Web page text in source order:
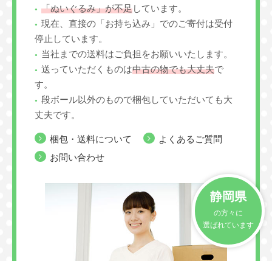
「ぬいぐるみ」が不足しています。
現在、直接の「お持ち込み」でのご寄付は受付
停止しています。
当社までの送料はご負担をお願いいたします。
送っていただくものは中古の物でも大丈夫で
す。
段ボール以外のもので梱包していただいても大
丈夫です。
梱包・送料について
よくあるご質問
お問い合わせ
静岡県
の方々に
選ばれています